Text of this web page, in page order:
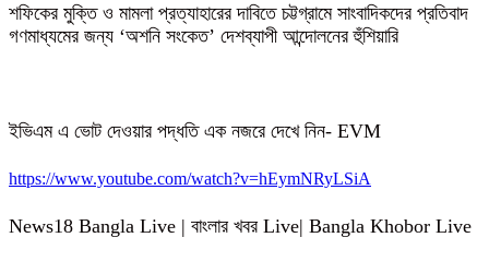
শফিকের মুক্তি ও মামলা প্রত্যাহারের দাবিতে চট্টগ্রামে সাংবাদিকদের প্রতিবাদ
গণমাধ্যমের জন্য ‘অশনি সংকেত’ দেশব্যাপী আন্দোলনের হুঁশিয়ারি
ইভিএম এ ভোট দেওয়ার পদ্ধতি এক নজরে দেখে নিন- EVM
https://www.youtube.com/watch?v=hEymNRyLSiA
News18 Bangla Live | বাংলার খবর Live| Bangla Khobor Live